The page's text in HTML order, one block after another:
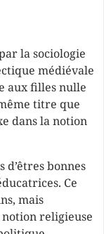
la sociologie
médiévale
aux filles nulle
titre que
dans la notion
d’êtres bonnes
Ce
mais
notion religieuse